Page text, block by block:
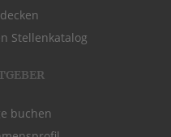
Stellenkatalog
buchen